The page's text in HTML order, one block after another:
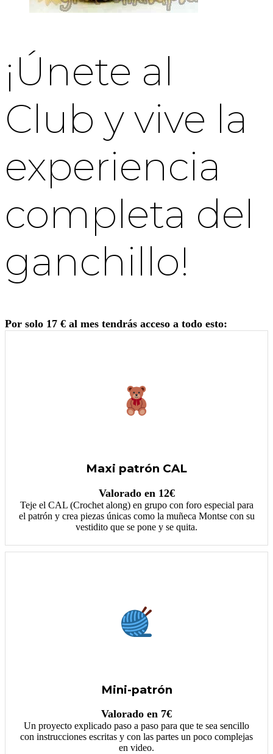
¡Únete al
Club y vive la
experiencia
completa del
ganchillo!
Por solo 17 € al mes tendrás acceso a todo esto:
Maxi patrón CAL
Valorado en 12€
Teje el CAL (Crochet along) en grupo con foro especial para
el patrón y crea piezas únicas como la muñeca Montse con su
vestidito que se pone y se quita.
Mini-patrón
Valorado en 7€
Un proyecto explicado paso a paso para que te sea sencillo
con instrucciones escritas y con las partes un poco complejas
en video.